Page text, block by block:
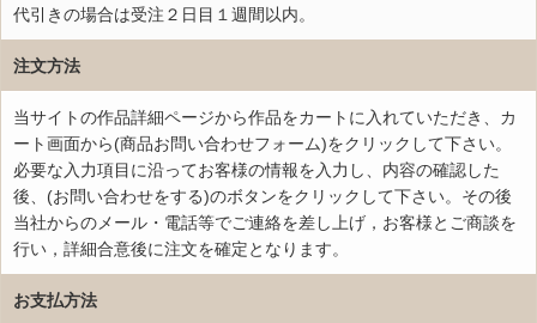
代引きの場合は受注２日目１週間以内。
注文方法
当サイトの作品詳細ページから作品をカートに入れていただき、カ
ート画面から(商品お問い合わせフォーム)をクリックして下さい。
必要な入力項目に沿ってお客様の情報を入力し、内容の確認した
後、(お問い合わせをする)のボタンをクリックして下さい。その後
当社からのメール・電話等でご連絡を差し上げ，お客様とご商談を
行い，詳細合意後に注文を確定となります。
お支払方法